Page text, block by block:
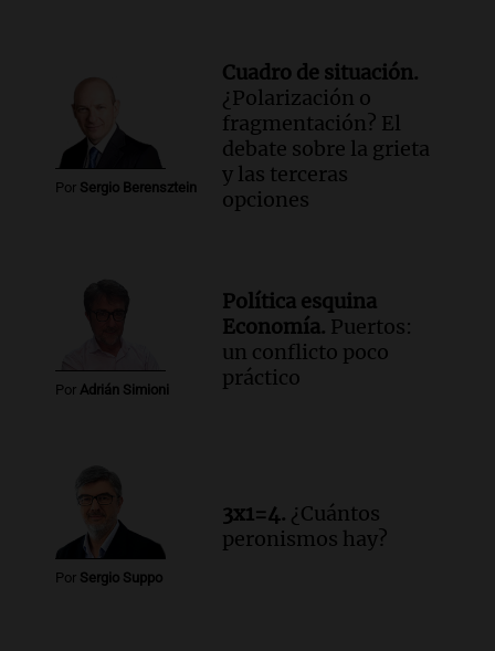
Por Sergio Berensztein
Cuadro de situación.
¿Polarización o
fragmentación? El
debate sobre la grieta
y las terceras
opciones
Por Adrián Simioni
Política esquina
Economía. Puertos:
un conflicto poco
práctico
Por Sergio Suppo
3x1=4. ¿Cuántos
peronismos hay?